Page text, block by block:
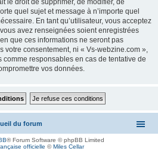
le droit de supprimer, de modifier, de
quel sujet et message à n’importe quel
En tant qu’utilisateur, vous acceptez
avez renseignées soient enregistrées
que ces informations ne seront pas
votre consentement, ni « Vs-webzine.com »,
responsables en cas de tentative de
vos données.
du forum
® Forum Software © phpBB Limited
officielle ©Miles Cellar